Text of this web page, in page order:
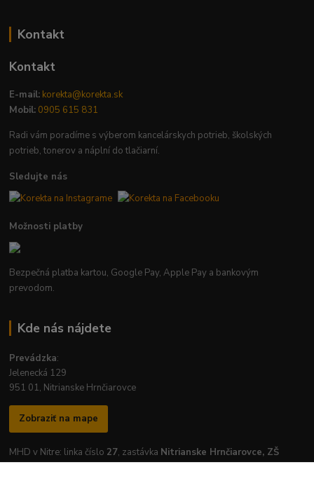
Kontakt
Kontakt
E-mail: korekta@korekta.sk
Mobil: 0905 615 831
Radi vám poradíme s výberom kancelárskych potrieb, školských
potrieb, tonerov a náplní do tlačiarní.
Sledujte nás
Možnosti platby
Bezpečná platba kartou, Google Pay, Apple Pay a bankovým
prevodom.
Kde nás nájdete
Prevádzka:
Jelenecká 129
951 01, Nitrianske Hrnčiarovce
Zobraziť na mape
MHD v Nitre: linka číslo 27, zastávka Nitrianske Hrnčiarovce, ZŠ